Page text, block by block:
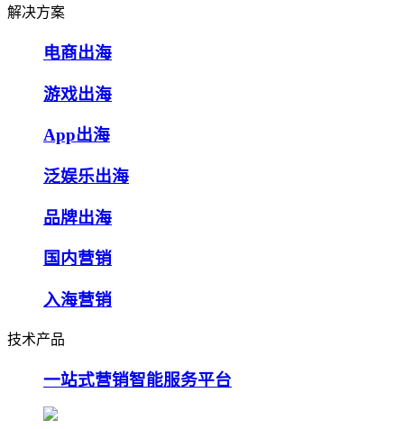
解决方案
电商出海
游戏出海
App出海
泛娱乐出海
品牌出海
国内营销
入海营销
技术产品
一站式营销智能服务平台